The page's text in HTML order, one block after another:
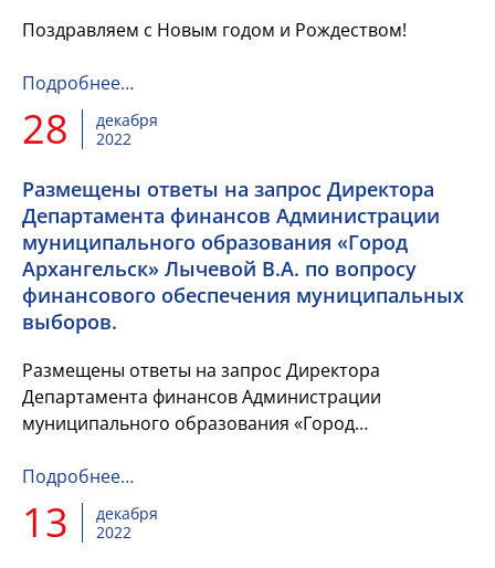
Поздравляем с Новым годом и Рождеством!
Подробнее…
28
декабря
2022
Размещены ответы на запрос Директора
Департамента финансов Администрации
муниципального образования «Город
Архангельск» Лычевой В.А. по вопросу
финансового обеспечения муниципальных
выборов.
Размещены ответы на запрос Директора
Департамента финансов Администрации
муниципального образования «Город
финансового обеспечения муниципальных
выборов.
Подробнее…
13
декабря
2022